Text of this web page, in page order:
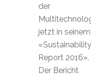
der
jetzt in seinem
«Sustainability
Report 2016».
Der Bericht